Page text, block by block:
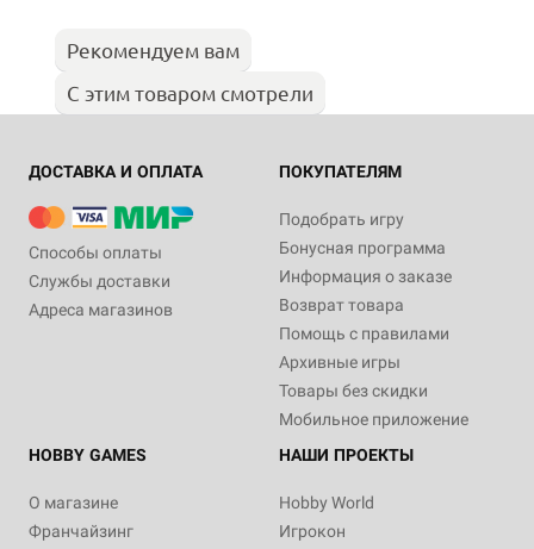
Рекомендуем вам
С этим товаром смотрели
ДОСТАВКА И ОПЛАТА
Способы оплаты
Службы доставки
Адреса магазинов
ПОКУПАТЕЛЯМ
Подобрать игру
Бонусная программа
Информация о заказе
Возврат товара
Помощь с правилами
Архивные игры
Товары без скидки
Мобильное приложение
HOBBY GAMES
О магазине
Франчайзинг
НАШИ ПРОЕКТЫ
Hobby World
Игрокон